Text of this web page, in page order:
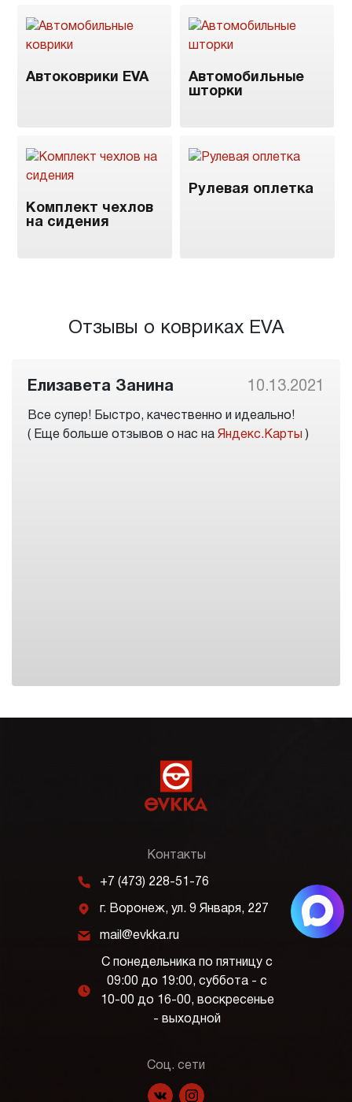
Автоковрики EVA
Автомобильные
шторки
Комплект чехлов
на сидения
Рулевая оплетка
Отзывы о ковриках EVA
Елизавета Занина 10.13.2021
Все супер! Быстро, качественно и идеально!
( Еще больше отзывов о нас на Яндекс.Карты )
Контакты
m +7 (473) 228-51-76
j г. Воронеж, ул. 9 Января, 227
k mail@evkka.ru
l
С понедельника по пятницу с
09:00 до 19:00, суббота - с
10-00 до 16-00, воскресенье
- выходной
Соц. сети
f p